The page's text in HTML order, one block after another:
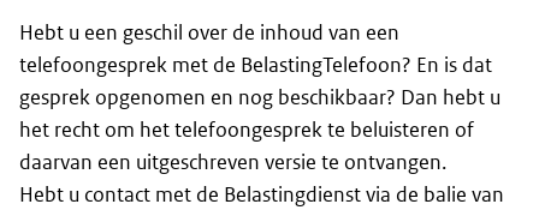
Hebt u een geschil over de inhoud van een
telefoongesprek met de BelastingTelefoon? En is dat
gesprek opgenomen en nog beschikbaar? Dan hebt u
het recht om het telefoongesprek te beluisteren of
daarvan een uitgeschreven versie te ontvangen.
Hebt u contact met de Belastingdienst via de balie van